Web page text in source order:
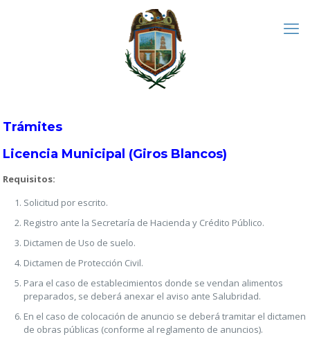
Trámites
Licencia Municipal (Giros Blancos)
Requisitos:
Solicitud por escrito.
Registro ante la Secretaría de Hacienda y Crédito Público.
Dictamen de Uso de suelo.
Dictamen de Protección Civil.
Para el caso de establecimientos donde se vendan alimentos
preparados, se deberá anexar el aviso ante Salubridad.
En el caso de colocación de anuncio se deberá tramitar el dictamen
de obras públicas (conforme al reglamento de anuncios).